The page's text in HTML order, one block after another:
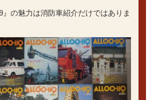
』の魅力は消防車紹介だけではありま